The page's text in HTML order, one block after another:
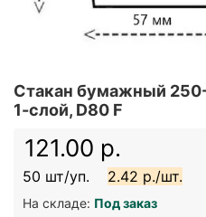
Стакан бумажный
1-слой, D80 F
121.00 р.
50 шт/уп. 2.42 р./шт.
На складе: Под заказ